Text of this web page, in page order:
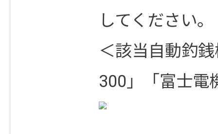
してください。
＜該当自動釣銭
300」「富士電